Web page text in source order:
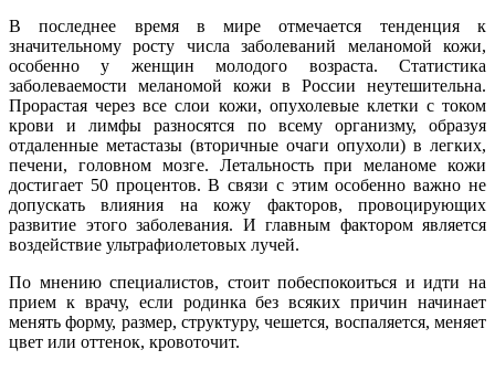
В последнее время в мире отмечается тенденция к
значительному росту числа заболеваний меланомой кожи,
особенно у женщин молодого возраста. Статистика
заболеваемости меланомой кожи в России неутешительна.
Прорастая через все слои кожи, опухолевые клетки с током
крови и лимфы разносятся по всему организму, образуя
отдаленные метастазы (вторичные очаги опухоли) в легких,
печени, головном мозге. Летальность при меланоме кожи
достигает 50 процентов. В связи с этим особенно важно не
допускать влияния на кожу факторов, провоцирующих
развитие этого заболевания. И главным фактором является
воздействие ультрафиолетовых лучей.
По мнению специалистов, стоит побеспокоиться и идти на
прием к врачу, если родинка без всяких причин начинает
менять форму, размер, структуру, чешется, воспаляется, меняет
цвет или оттенок, кровоточит.